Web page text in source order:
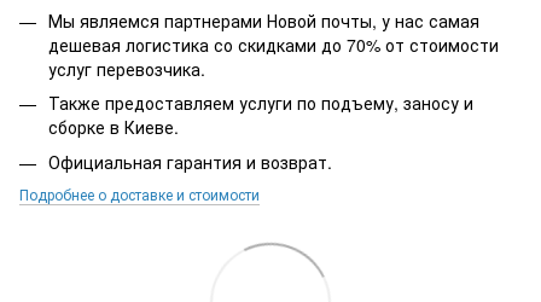
Мы являемся партнерами Новой почты, у нас самая
дешевая логистика со скидками до 70% от стоимости
услуг перевозчика.
Также предоставляем услуги по подъему, заносу и
сборке в Киеве.
Официальная гарантия и возврат.
Подробнее о доставке и стоимости